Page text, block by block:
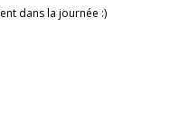
dans la journée :)